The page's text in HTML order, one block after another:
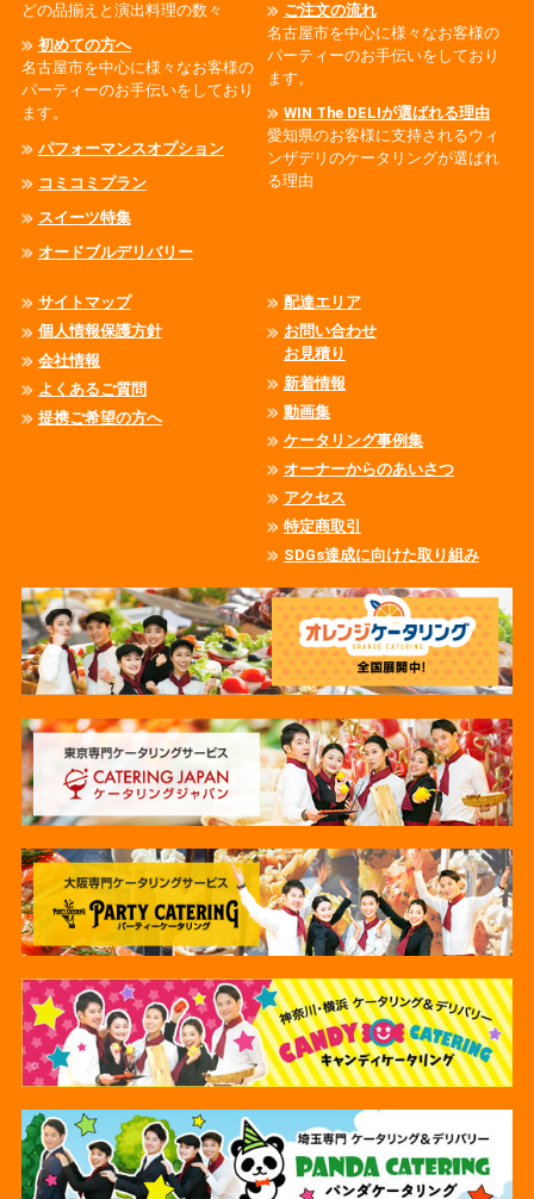
どの品揃えと演出料理の数々
初めての方へ
名古屋市を中心に様々なお客様の
パーティーのお手伝いをしており
ます。
パフォーマンスオプション
コミコミプラン
スイーツ特集
オードブルデリバリー
ご注文の流れ
名古屋市を中心に様々なお客様の
パーティーのお手伝いをしており
ます。
WIN The DELIが選ばれる理由
愛知県のお客様に支持されるウィ
ンザデリのケータリングが選ばれ
る理由
サイトマップ
個人情報保護方針
会社情報
よくあるご質問
提携ご希望の方へ
配達エリア
お問い合わせ
お見積り
新着情報
動画集
ケータリング事例集
オーナーからのあいさつ
アクセス
特定商取引
SDGs達成に向けた取り組み